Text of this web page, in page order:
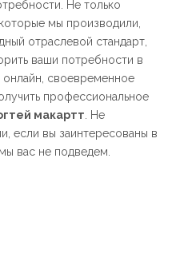
Не только
, которые мы производили,
отраслевой стандарт,
ваши потребности в
своевременное
профессиональное
макартт . Не
если вы заинтересованы в
, мы вас не подведем.